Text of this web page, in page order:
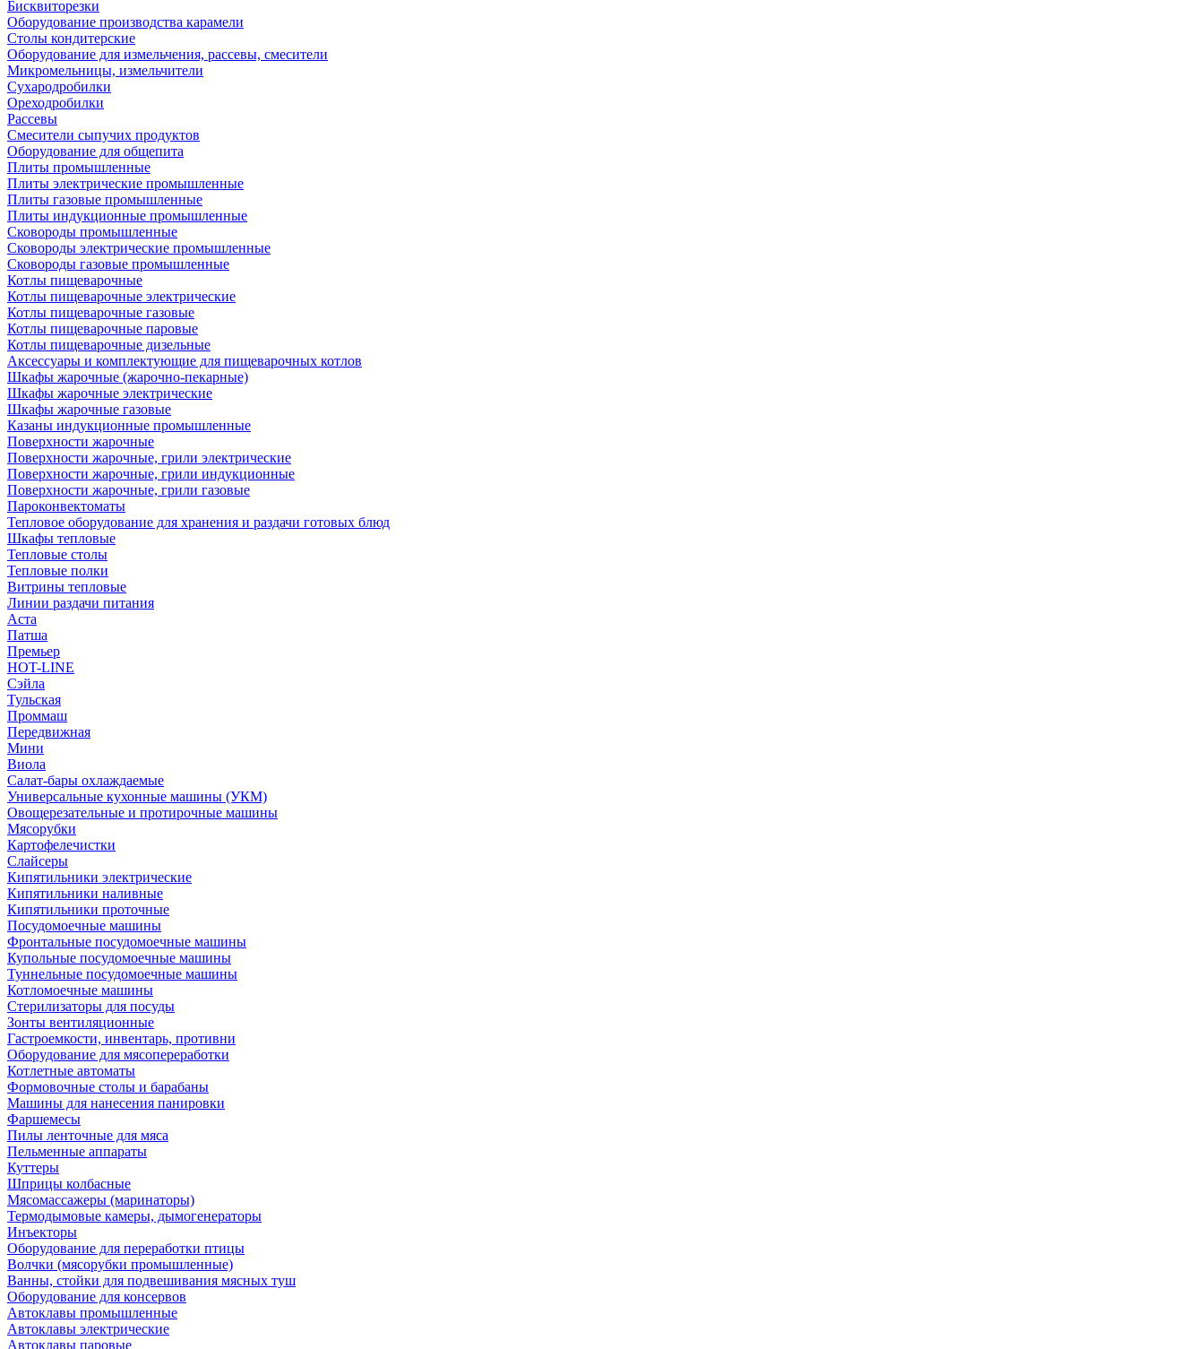
Бисквиторезки
Оборудование производства карамели
Столы кондитерские
Оборудование для измельчения, рассевы, смесители
Микромельницы, измельчители
Сухародробилки
Ореходробилки
Рассевы
Смесители сыпучих продуктов
Оборудование для общепита
Плиты промышленные
Плиты электрические промышленные
Плиты газовые промышленные
Плиты индукционные промышленные
Сковороды промышленные
Сковороды электрические промышленные
Сковороды газовые промышленные
Котлы пищеварочные
Котлы пищеварочные электрические
Котлы пищеварочные газовые
Котлы пищеварочные паровые
Котлы пищеварочные дизельные
Аксессуары и комплектующие для пищеварочных котлов
Шкафы жарочные (жарочно-пекарные)
Шкафы жарочные электрические
Шкафы жарочные газовые
Казаны индукционные промышленные
Поверхности жарочные
Поверхности жарочные, грили электрические
Поверхности жарочные, грили индукционные
Поверхности жарочные, грили газовые
Пароконвектоматы
Тепловое оборудование для хранения и раздачи готовых блюд
Шкафы тепловые
Тепловые столы
Тепловые полки
Витрины тепловые
Линии раздачи питания
Аста
Патша
Премьер
HOT-LINE
Сэйла
Тульская
Проммаш
Передвижная
Мини
Виола
Салат-бары охлаждаемые
Универсальные кухонные машины (УКМ)
Овощерезательные и протирочные машины
Мясорубки
Картофелечистки
Слайсеры
Кипятильники электрические
Кипятильники наливные
Кипятильники проточные
Посудомоечные машины
Фронтальные посудомоечные машины
Купольные посудомоечные машины
Туннельные посудомоечные машины
Котломоечные машины
Стерилизаторы для посуды
Зонты вентиляционные
Гастроемкости, инвентарь, противни
Оборудование для мясопереработки
Котлетные автоматы
Формовочные столы и барабаны
Машины для нанесения панировки
Фаршемесы
Пилы ленточные для мяса
Пельменные аппараты
Куттеры
Шприцы колбасные
Мясомассажеры (маринаторы)
Термодымовые камеры, дымогенераторы
Инъекторы
Оборудование для переработки птицы
Волчки (мясорубки промышленные)
Ванны, стойки для подвешивания мясных туш
Оборудование для консервов
Автоклавы промышленные
Автоклавы электрические
Автоклавы паровые